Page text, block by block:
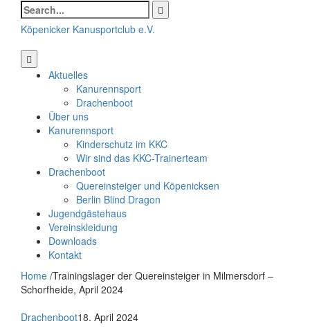
Search
for:
Köpenicker Kanusportclub e.V.
Aktuelles
Kanurennsport
Drachenboot
Über uns
Kanurennsport
Kinderschutz im KKC
Wir sind das KKC-Trainerteam
Drachenboot
Quereinsteiger und Köpenicksen
Berlin Blind Dragon
Jugendgästehaus
Vereinskleidung
Downloads
Kontakt
Home /Trainingslager der Quereinsteiger in Milmersdorf –
Schorfheide, April 2024
Drachenboot18. April 2024